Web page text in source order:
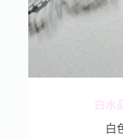
白水
白